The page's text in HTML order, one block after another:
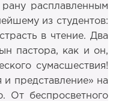
расплавленным
из студентов:
в чтение. Два
пастора, как и он,
сумасшествия!
представление» на
От беспросветного